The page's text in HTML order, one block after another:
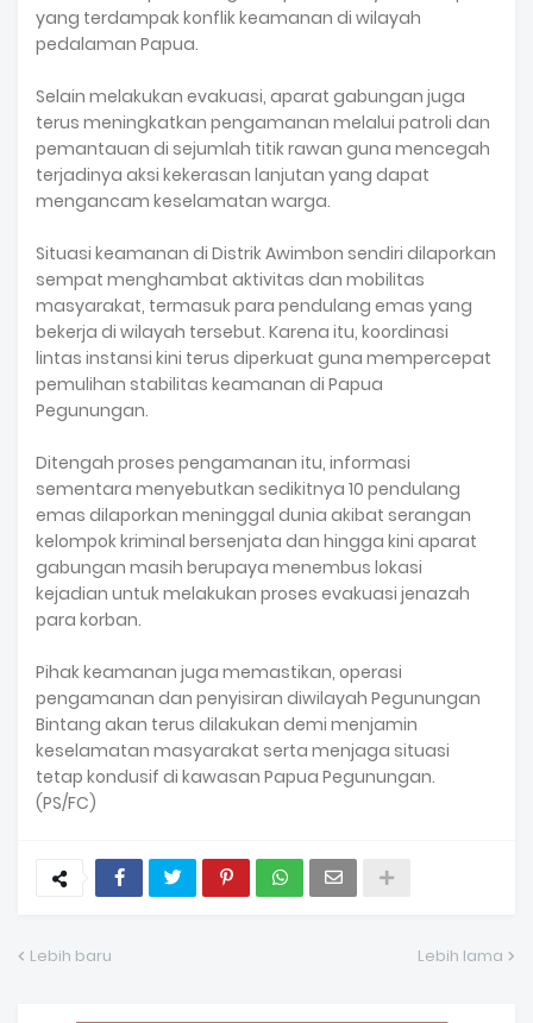
yang terdampak konflik keamanan di wilayah
pedalaman Papua.
Selain melakukan evakuasi, aparat gabungan juga
terus meningkatkan pengamanan melalui patroli dan
pemantauan di sejumlah titik rawan guna mencegah
terjadinya aksi kekerasan lanjutan yang dapat
mengancam keselamatan warga.
Situasi keamanan di Distrik Awimbon sendiri dilaporkan
sempat menghambat aktivitas dan mobilitas
masyarakat, termasuk para pendulang emas yang
bekerja di wilayah tersebut. Karena itu, koordinasi
lintas instansi kini terus diperkuat guna mempercepat
pemulihan stabilitas keamanan di Papua
Pegunungan.
Ditengah proses pengamanan itu, informasi
sementara menyebutkan sedikitnya 10 pendulang
emas dilaporkan meninggal dunia akibat serangan
kelompok kriminal bersenjata dan hingga kini aparat
gabungan masih berupaya menembus lokasi
kejadian untuk melakukan proses evakuasi jenazah
para korban.
Pihak keamanan juga memastikan, operasi
pengamanan dan penyisiran diwilayah Pegunungan
Bintang akan terus dilakukan demi menjamin
keselamatan masyarakat serta menjaga situasi
tetap kondusif di kawasan Papua Pegunungan.
(PS/FC)
Lebih baru Lebih lama